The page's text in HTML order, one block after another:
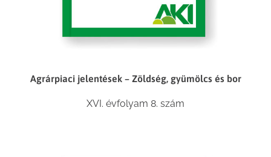
Agrárpiaci jelentések – Zöldség, gyümölcs és bor
XVI. évfolyam 8. szám